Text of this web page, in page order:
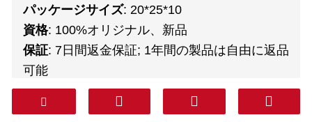
パッケージサイズ: 20*25*10
資格: 100%オリジナル、新品
保証: 7日間返金保証; 1年間の製品は自由に返品
可能
アフターサービス: 技術サポート、無料スペア
パーツ、返品、その他